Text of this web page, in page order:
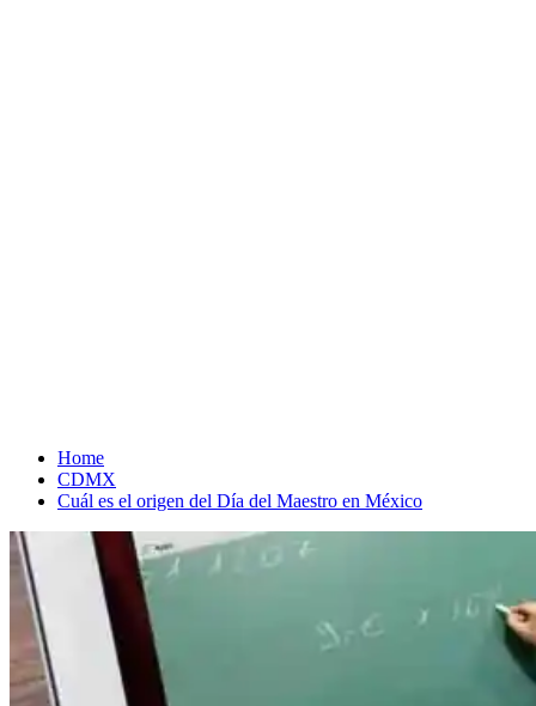
Home
CDMX
Cuál es el origen del Día del Maestro en México